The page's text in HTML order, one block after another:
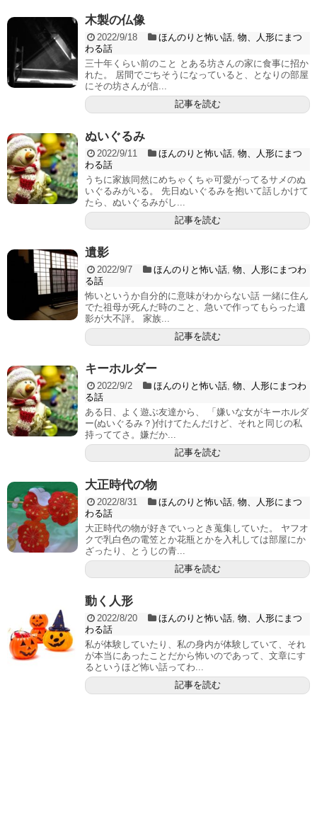
木製の仏像
2022/9/18 ほんのりと怖い話, 物、人形にまつ
わる話
三十年くらい前のこと とある坊さんの家に食事に招か
れた。 居間でごちそうになっていると、となりの部屋
にその坊さんが信...
記事を読む
ぬいぐるみ
2022/9/11 ほんのりと怖い話, 物、人形にまつ
わる話
うちに家族同然にめちゃくちゃ可愛がってるサメのぬ
いぐるみがいる。 先日ぬいぐるみを抱いて話しかけて
たら、ぬいぐるみがし...
記事を読む
遺影
2022/9/7 ほんのりと怖い話, 物、人形にまつわ
る話
怖いというか自分的に意味がわからない話 一緒に住ん
でた祖母が死んだ時のこと、急いで作ってもらった遺
影が大不評。 家族...
記事を読む
キーホルダー
2022/9/2 ほんのりと怖い話, 物、人形にまつわ
る話
ある日、よく遊ぶ友達から、 「嫌いな女がキーホルダ
ー(ぬいぐるみ？)付けてたんだけど、それと同じの私
持っててさ。嫌だか...
記事を読む
大正時代の物
2022/8/31 ほんのりと怖い話, 物、人形にまつ
わる話
大正時代の物が好きでいっとき蒐集していた。 ヤフオ
クで乳白色の電笠とか花瓶とかを入札しては部屋にか
ざったり、とうじの青...
記事を読む
動く人形
2022/8/20 ほんのりと怖い話, 物、人形にまつ
わる話
私が体験していたり、私の身内が体験していて、それ
が本当にあったことだから怖いのであって、文章にす
るというほど怖い話ってわ...
記事を読む